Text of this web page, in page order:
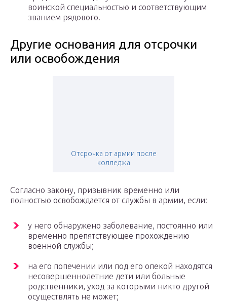
воинской специальностью и соответствующим
званием рядового.
Другие основания для отсрочки
или освобождения
Отсрочка от армии после
колледжа
Согласно закону, призывник временно или
полностью освобождается от службы в армии, если:
у него обнаружено заболевание, постоянно или
временно препятствующее прохождению
военной службы;
на его попечении или под его опекой находятся
несовершеннолетние дети или больные
родственники, уход за которыми никто другой
осуществлять не может;